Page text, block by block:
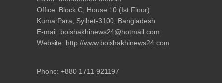
Office: Block C, House 10 (Ist Floor)
KumarPara, Sylhet-3100, Bangladesh
E-mail: boishakhinews24@hotmail.com
Website: http://www.boishakhinews24.com
Phone: +880 1711 921197